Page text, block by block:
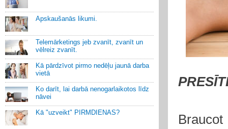
Apskaušanās likumi.
Telemārketings jeb zvanīt, zvanīt un
vēlreiz zvanīt.
Kā pārdzīvot pirmo nedēļu jaunā darba
vietā
Ko darīt, lai darbā nenogarlaikotos līdz
nāvei
Kā "uzveikt" PIRMDIENAS?